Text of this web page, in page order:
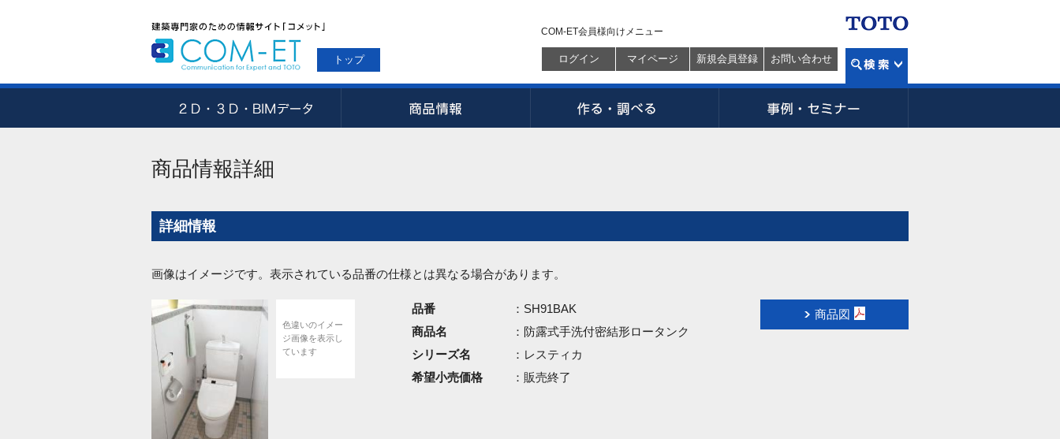
トップ
COM-ET会員様向けメニュー
ログイン マイページ 新規会員登録 お問い合わせ
商品情報詳細
詳細情報
画像はイメージです。表示されている品番の仕様とは異なる場合があります。
色違いのイメー
ジ画像を表示し
ています
品番
：SH91BAK
商品名
：防露式手洗付密結形ロータンク
シリーズ名
：レスティカ
希望小売価格
：販売終了
商品図